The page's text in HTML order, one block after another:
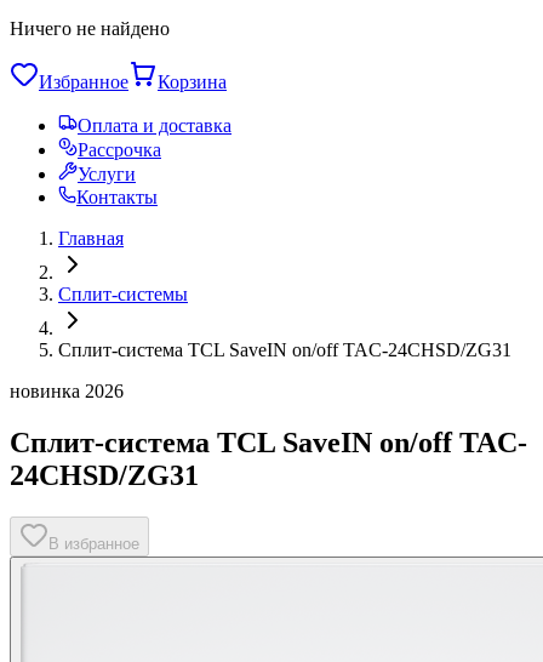
Ничего не найдено
Избранное Корзина
Оплата и доставка
Рассрочка
Услуги
Контакты
Главная
Сплит-системы
Сплит-система TCL SaveIN on/off TAC-24CHSD/ZG31
новинка 2026
Сплит-система TCL SaveIN on/off TAC-
24CHSD/ZG31
В избранное